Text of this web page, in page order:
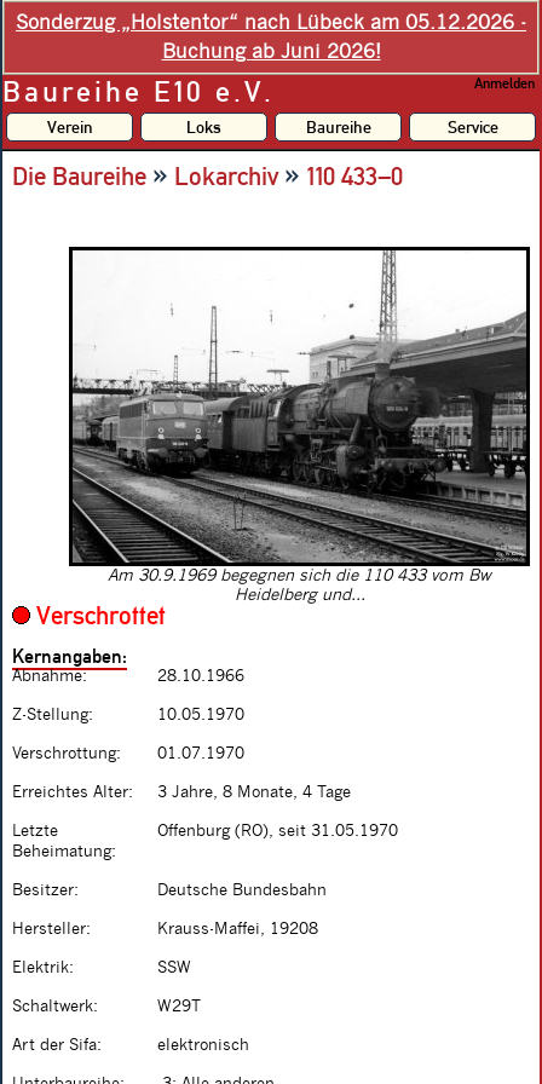
Sonderzug „Holstentor“ nach Lübeck am 05.12.2026 -
Buchung ab Juni 2026!
Baureihe E10 e.V. Anmelden
Verein Loks Baureihe Service
Die Baureihe » Lokarchiv» 110 433–0
Am 30.9.1969 begegnen sich die 110 433 vom Bw
Heidelberg und...
Verschrottet
Kernangaben:
Abnahme: 28.10.1966
Z-Stellung: 10.05.1970
Verschrottung: 01.07.1970
Erreichtes Alter: 3 Jahre, 8 Monate, 4 Tage
Letzte
Beheimatung:
Offenburg (RO), seit 31.05.1970
Besitzer: Deutsche Bundesbahn
Hersteller: Krauss-Maffei, 19208
Elektrik: SSW
Schaltwerk: W29T
Art der Sifa: elektronisch